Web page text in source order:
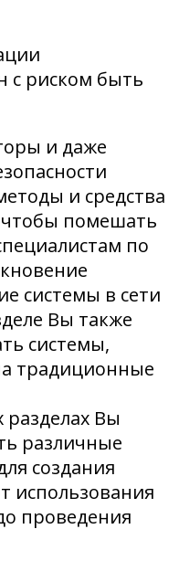
с риском быть
и даже
и средства
чтобы помешать
по
системы в сети
Вы также
системы,
традиционные
разделах Вы
различные
создания
использования
проведения